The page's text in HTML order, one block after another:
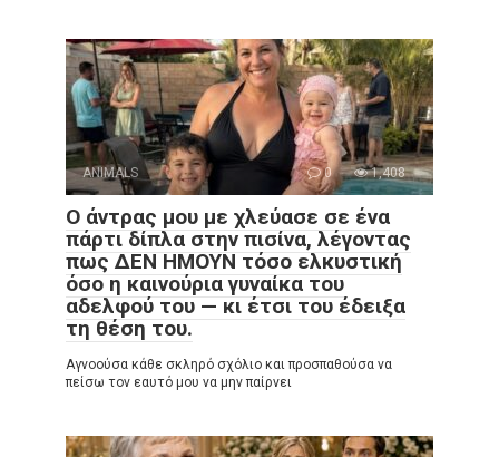
ANIMALS 0 1,408
Ο άντρας μου με χλεύασε σε ένα
πάρτι δίπλα στην πισίνα, λέγοντας
πως ΔΕΝ ΗΜΟΥΝ τόσο ελκυστική
όσο η καινούρια γυναίκα του
αδελφού του — κι έτσι του έδειξα
τη θέση του.
Αγνοούσα κάθε σκληρό σχόλιο και προσπαθούσα να
πείσω τον εαυτό μου να μην παίρνει